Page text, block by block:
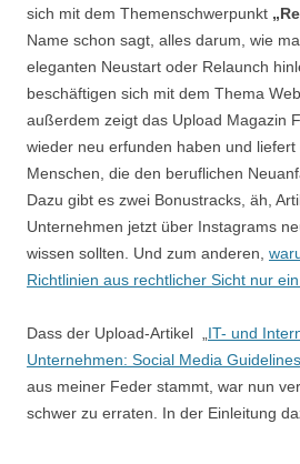
sich mit dem Themenschwerpunkt
Name schon sagt, alles darum, wie
eleganten Neustart oder Relaunch
beschäftigen sich mit dem Thema
außerdem zeigt das Upload Magazin
wieder neu erfunden haben und
Menschen, die den beruflichen
Dazu gibt es zwei Bonustracks, äh,
Unternehmen jetzt über Instagrams
wissen sollten. Und zum anderen,
Richtlinien aus rechtlicher Sicht nur
Dass der Upload-Artikel „ IT- und
Unternehmen: Social Media
aus meiner Feder stammt, war nun
schwer zu erraten. In der Einleitung